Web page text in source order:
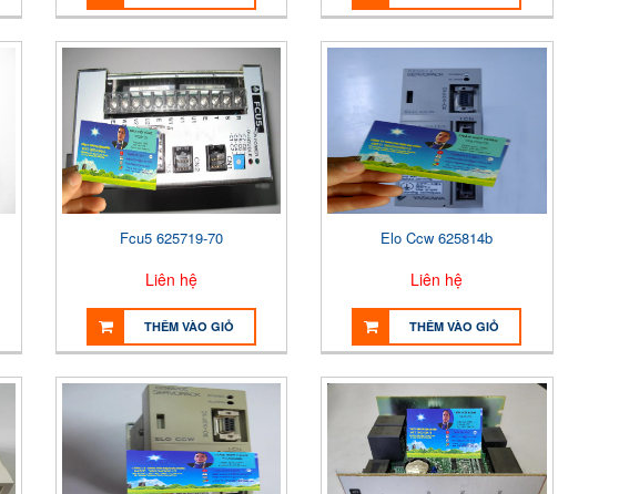
Fcu5 625719-70
Liên hệ
THÊM VÀO GIỎ
Elo Ccw 625814b
Liên hệ
THÊM VÀO GIỎ